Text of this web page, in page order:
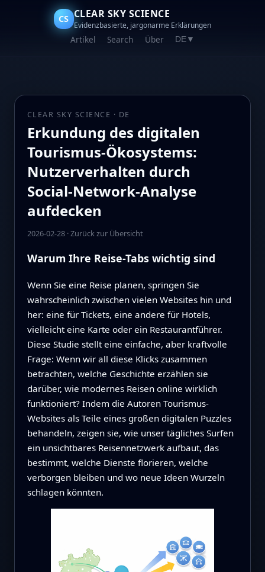
CS CLEAR SKY SCIENCE
Evidenzbasierte, jargonarme Erklärungen
Artikel Search Über DE▼
CLEAR SKY SCIENCE · DE
Erkundung des digitalen
Tourismus-Ökosystems:
Nutzerverhalten durch
Social-Network-Analyse
aufdecken
2026-02-28·Zurück zur Übersicht
Warum Ihre Reise-Tabs wichtig sind
Wenn Sie eine Reise planen, springen Sie
wahrscheinlich zwischen vielen Websites hin und
her: eine für Tickets, eine andere für Hotels,
vielleicht eine Karte oder ein Restaurantführer.
Diese Studie stellt eine einfache, aber kraftvolle
Frage: Wenn wir all diese Klicks zusammen
betrachten, welche Geschichte erzählen sie
darüber, wie modernes Reisen online wirklich
funktioniert? Indem die Autoren Tourismus-
Websites als Teile eines großen digitalen Puzzles
behandeln, zeigen sie, wie unser tägliches Surfen
ein unsichtbares Reisennetzwerk aufbaut, das
bestimmt, welche Dienste florieren, welche
verborgen bleiben und wo neue Ideen Wurzeln
schlagen könnten.